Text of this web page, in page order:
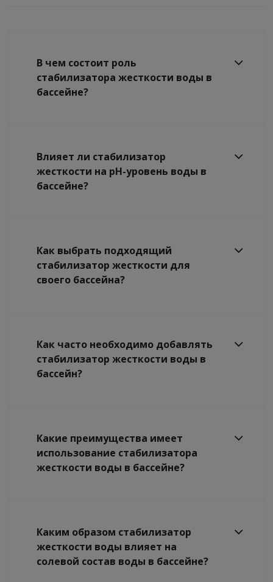
В чем состоит роль
стабилизатора жесткости воды в
бассейне?
Влияет ли стабилизатор
жесткости на pH-уровень воды в
бассейне?
Как выбрать подходящий
стабилизатор жесткости для
своего бассейна?
Как часто необходимо добавлять
стабилизатор жесткости воды в
бассейн?
Какие преимущества имеет
использование стабилизатора
жесткости воды в бассейне?
Каким образом стабилизатор
жесткости воды влияет на
солевой состав воды в бассейне?